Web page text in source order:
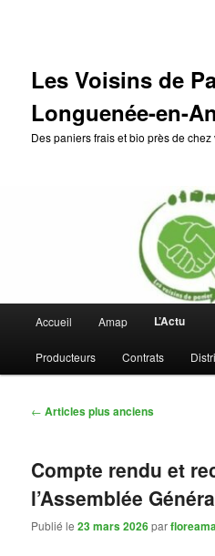
Les Voisins de
Longuenée-en-
Des paniers frais et bio près de chez
principal
Accueil Amap L’Actu
Producteurs Contrats
Navigation
← Articles plus anciens
Compte rendu et
l’Assemblée
Publié le23 mars 2026par